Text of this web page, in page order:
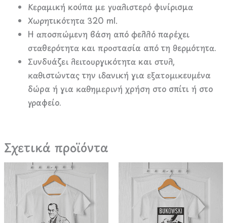
Κεραμική κούπα με γυαλιστερό φινίρισμα
Χωρητικότητα 320 ml.
Η αποσπώμενη βάση από φελλό παρέχει
σταθερότητα και προστασία από τη θερμότητα.
Συνδυάζει λειτουργικότητα και στυλ,
καθιστώντας την ιδανική για εξατομικευμένα
δώρα ή για καθημερινή χρήση στο σπίτι ή στο
γραφείο.
Σχετικά προϊόντα
προϊόν
έχει
το
προϊόν
έχει